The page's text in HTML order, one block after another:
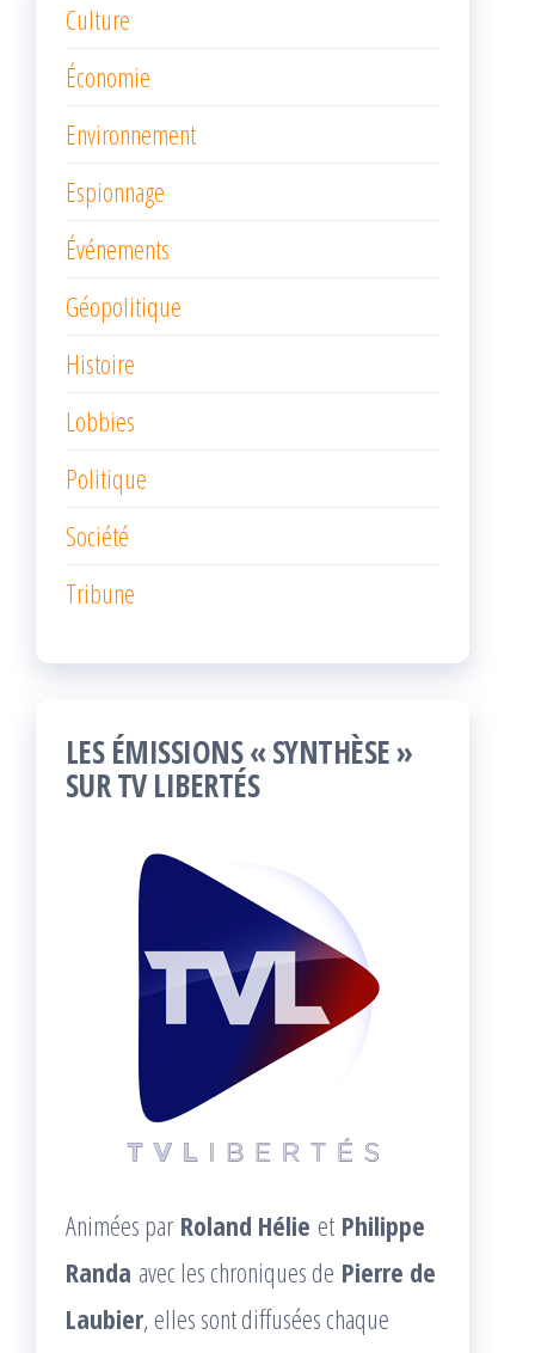
Culture
Économie
Environnement
Espionnage
Événements
Géopolitique
Histoire
Lobbies
Politique
Société
Tribune
LES ÉMISSIONS « SYNTHÈSE »
SUR TV LIBERTÉS
Animées par Roland Hélie et Philippe
Randa avec les chroniques de Pierre de
Laubier, elles sont diffusées chaque